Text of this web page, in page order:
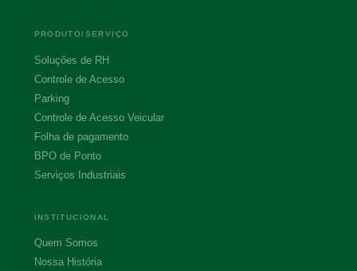
PRODUTO/SERVIÇO
Soluções de RH
Controle de Acesso
Parking
Controle de Acesso Veicular
Folha de pagamento
BPO de Ponto
Serviços Industriais
INSTITUCIONAL
Quem Somos
Nossa História